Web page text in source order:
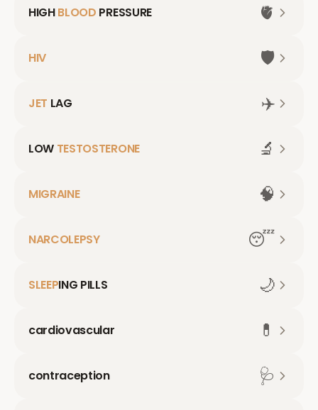
HIGHBLOOD PRESSURE 🫀
HIV 🛡️
JET LAG ✈️
LOW TESTOSTERONE 🔬
MIGRAINE 🧠
NARCOLEPSY 😴
SLEEPING PILLS 🌙
cardiovascular 💊
contraception
🩺